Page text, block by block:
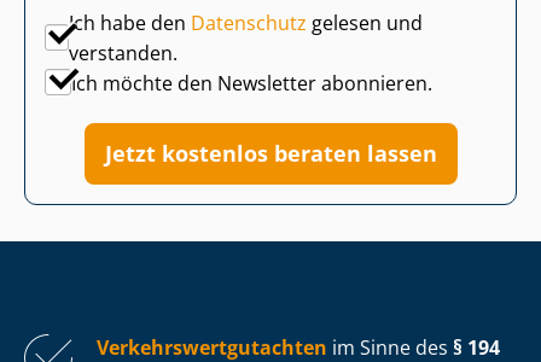
Ich habe den Datenschutz gelesen und
verstanden.
Ich möchte den Newsletter abonnieren.
Jetzt kostenlos beraten lassen
Ver­kehrs­wert­gut­ach­ten im Sinne des § 194